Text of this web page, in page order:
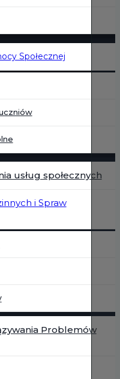
Społecznej
usług społecznych
i Spraw
Problemów